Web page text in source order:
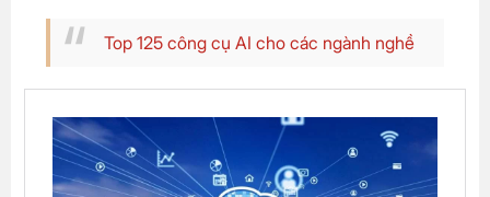
Top 125 công cụ AI cho các ngành nghề